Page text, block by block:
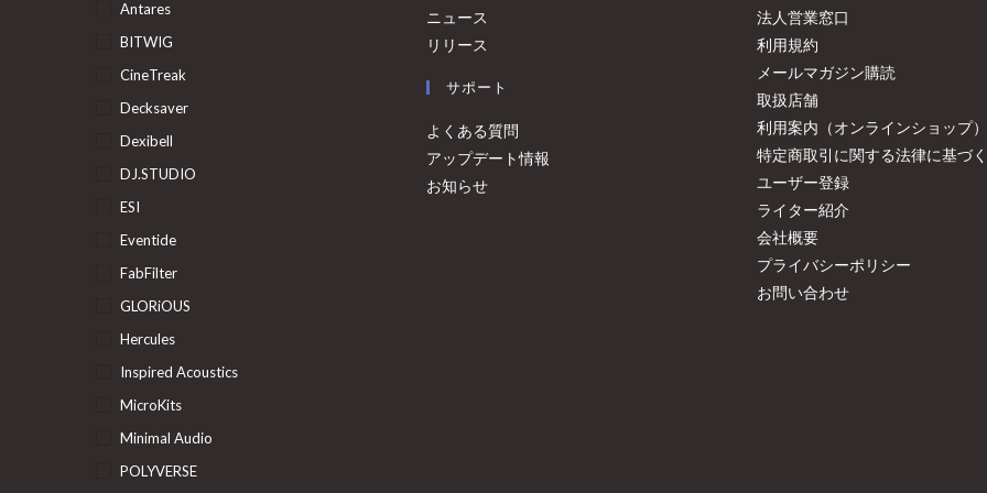
Antares
BITWIG
CineTreak
Decksaver
Dexibell
DJ.STUDIO
ESI
Eventide
FabFilter
GLORiOUS
Hercules
Inspired Acoustics
MicroKits
Minimal Audio
POLYVERSE
ニュース
リリース
サポート
よくある質問
アップデート情報
お知らせ
法人営業窓口
利用規約
メールマガジン購読
取扱店舗
利用案内（オンラインショップ）
特定商取引に関する法律に基づ
ユーザー登録
ライター紹介
会社概要
プライバシーポリシー
お問い合わせ